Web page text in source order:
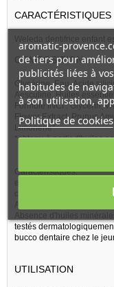
CARACTÉRISTIQUES
Weleda dentifrice enfant
COMPOSITION :
Glycérine, Eau, Acide
Aesculine, Huiles
Formule INCI : Glycerin,
Flower Extract, Prunus
Limonene*
*obtenu à partir d'huiles
Caractéristiques:
Absence d'huiles minérales
testés
bucco dentaire chez le
UTILISATION
aromatic-
de tiers pour
publicités liées à
habitudes de
à son utilisation,
Politique de cookies